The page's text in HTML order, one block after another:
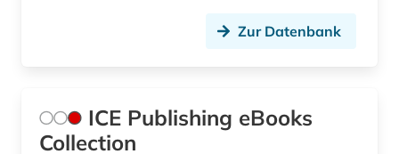
Zur Datenbank
ICE Publishing eBooks
Collection